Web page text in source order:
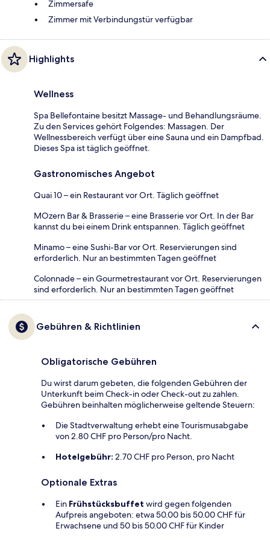
Zimmersafe
Zimmer mit Verbindungstür verfügbar
Highlights
Wellness
Spa Bellefontaine besitzt Massage- und Behandlungsräume.
Zu den Services gehört Folgendes: Massagen. Der
Wellnessbereich verfügt über eine Sauna und ein Dampfbad.
Dieses Spa ist täglich geöffnet.
Gastronomisches Angebot
Quai 10 – ein Restaurant vor Ort. Täglich geöffnet
MOzern Bar & Brasserie – eine Brasserie vor Ort. In der Bar
kannst du bei einem Drink entspannen. Täglich geöffnet
Minamo – eine Sushi-Bar vor Ort. Reservierungen sind
erforderlich. Nur an bestimmten Tagen geöffnet
Colonnade – ein Gourmetrestaurant vor Ort. Reservierungen
sind erforderlich. Nur an bestimmten Tagen geöffnet
Gebühren & Richtlinien
Obligatorische Gebühren
Du wirst darum gebeten, die folgenden Gebühren der
Unterkunft beim Check-in oder Check-out zu zahlen.
Gebühren beinhalten möglicherweise geltende Steuern:
Die Stadtverwaltung erhebt eine Tourismusabgabe
von 2.80 CHF pro Person/pro Nacht.
Hotelgebühr: 2.70 CHF pro Person, pro Nacht
Optionale Extras
Ein Frühstücksbuffet wird gegen folgenden
Aufpreis angeboten: etwa 50.00 bis 50.00 CHF für
Erwachsene und 50 bis 50.00 CHF für Kinder